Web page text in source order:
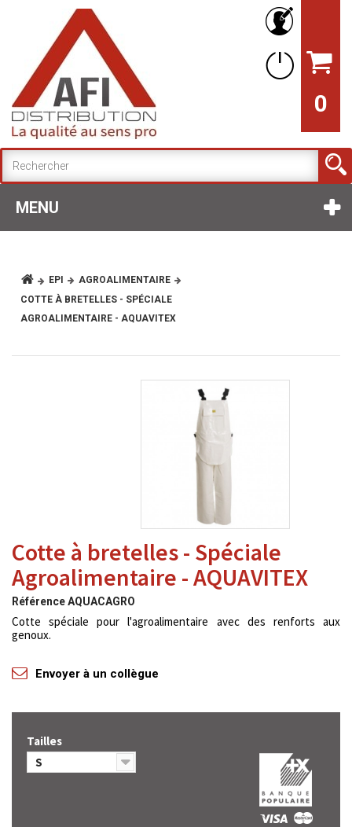
0
MENU
EPI
AGROALIMENTAIRE
COTTE À BRETELLES - SPÉCIALE
AGROALIMENTAIRE - AQUAVITEX
Cotte à bretelles - Spéciale
Agroalimentaire - AQUAVITEX
RéférenceAQUACAGRO
Cotte spéciale pour l'agroalimentaire avec des renforts aux
genoux.
Envoyer à un collègue
Tailles
S